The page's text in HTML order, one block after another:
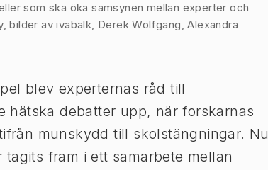
som ska öka samsynen mellan experter och
bilder av ivabalk, Derek Wolfgang, Alexandra
blev experternas råd till
hätska debatter upp, när forskarnas
munskydd till skolstängningar. Nu
fram i ett samarbete mellan